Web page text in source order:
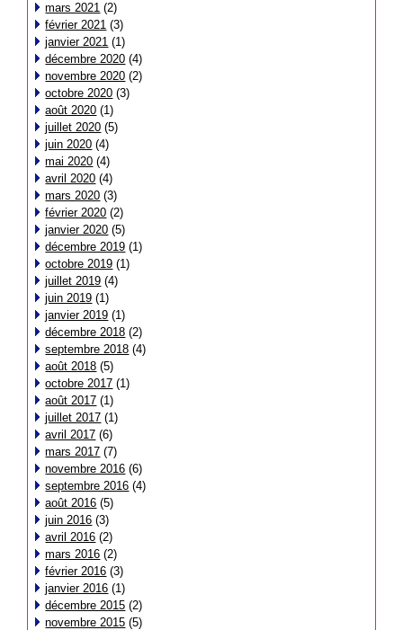
mars 2021 (2)
février 2021 (3)
janvier 2021 (1)
décembre 2020 (4)
novembre 2020 (2)
octobre 2020 (3)
août 2020 (1)
juillet 2020 (5)
juin 2020 (4)
mai 2020 (4)
avril 2020 (4)
mars 2020 (3)
février 2020 (2)
janvier 2020 (5)
décembre 2019 (1)
octobre 2019 (1)
juillet 2019 (4)
juin 2019 (1)
janvier 2019 (1)
décembre 2018 (2)
septembre 2018 (4)
août 2018 (5)
octobre 2017 (1)
août 2017 (1)
juillet 2017 (1)
avril 2017 (6)
mars 2017 (7)
novembre 2016 (6)
septembre 2016 (4)
août 2016 (5)
juin 2016 (3)
avril 2016 (2)
mars 2016 (2)
février 2016 (3)
janvier 2016 (1)
décembre 2015 (2)
novembre 2015 (5)